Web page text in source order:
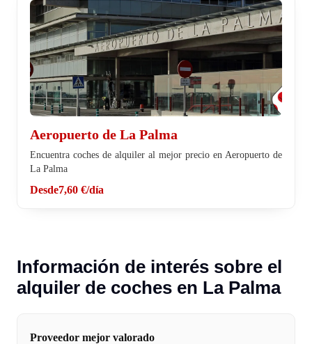
Aeropuerto de La Palma
Encuentra coches de alquiler al mejor precio en Aeropuerto de
La Palma
Desde7,60 €/día
Información de interés sobre el
alquiler de coches en La Palma
Proveedor mejor valorado